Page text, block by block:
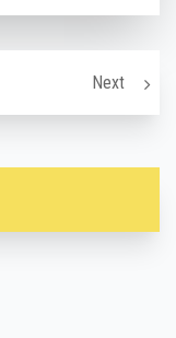
食事〜！ Next光フ